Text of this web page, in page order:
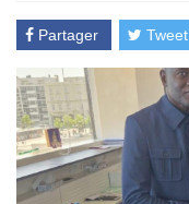
Partager Tweet